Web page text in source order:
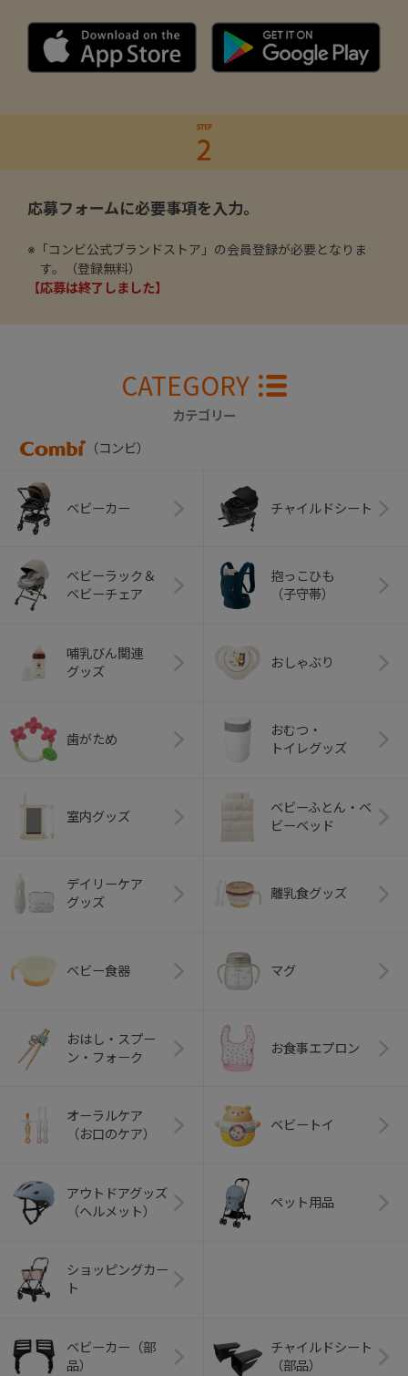
応募フォームに必要事項を入力。
※ 「コンビ公式ブランドストア」の会員登録が必要となりま
す。（登録無料）
【応募は終了しました】
CATEGORY
カテゴリー
（コンビ）
ベビーカー チャイルドシート
ベビーラック＆
ベビーチェア
抱っこひも
（子守帯）
哺乳びん関連
グッズ
おしゃぶり
歯がため
おむつ・
トイレグッズ
室内グッズ
ベビーふとん・ベ
ビーベッド
デイリーケア
グッズ
離乳食グッズ
ベビー食器 マグ
おはし・スプー
ン・フォーク
お食事エプロン
オーラルケア
（お口のケア）
ベビートイ
アウトドアグッズ
（ヘルメット）
ペット用品
ショッピングカー
ト
ベビーカー（部
品）
チャイルドシート
（部品）